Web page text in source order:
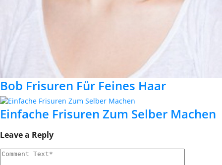
Bob Frisuren Für Feines Haar
Einfache Frisuren Zum Selber Machen
Leave a Reply